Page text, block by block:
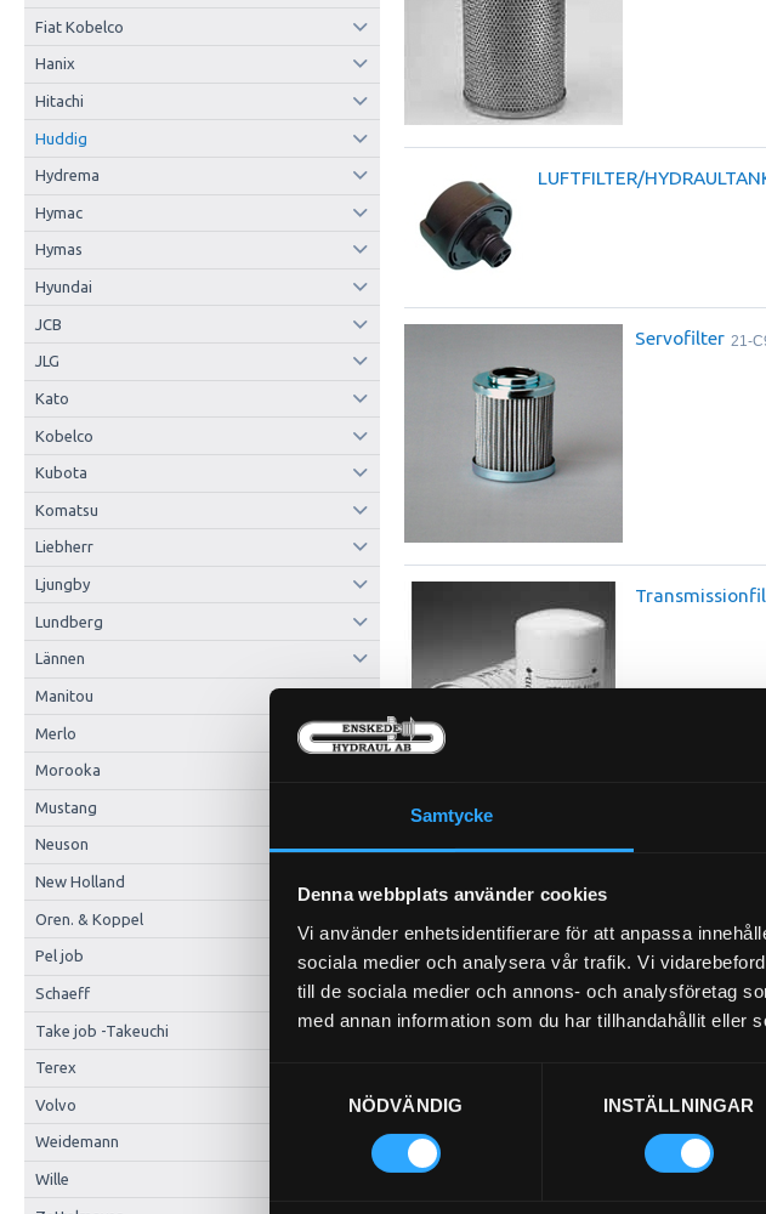
Samtycke
Denna webbplats använder cookies
Vi använder enhetsidentifierare för att anpassa
sociala medier och analysera vår trafik. Vi
till de sociala medier och annons- och analysföretag
med annan information som du har tillhandahållit eller
NÖDVÄNDIG
INSTÄLLNINGAR
Fiat Kobelco
Hanix
Hitachi
Huddig
Hydrema
Hymac
Hymas
Hyundai
JCB
JLG
Kato
Kobelco
Kubota
Komatsu
Liebherr
Ljungby
Lundberg
Lännen
Manitou
Merlo
Morooka
Mustang
Neuson
New Holland
Oren. & Koppel
Pel job
Schaeff
Take job -Takeuchi
Terex
Volvo
Weidemann
Wille
LUFTFILTER/
Servofilter 21-